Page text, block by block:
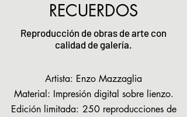
RECUERDOS
Reproducción de obras de arte con
calidad de galería.
Artista: Enzo Mazzaglia
Material: Impresión digital sobre lienzo.
Edición limitada: 250 reproducciones de